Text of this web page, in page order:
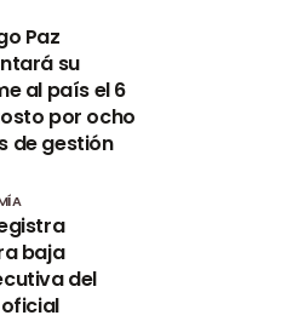
Paz
su
al país el 6
por ocho
de gestión
baja
del